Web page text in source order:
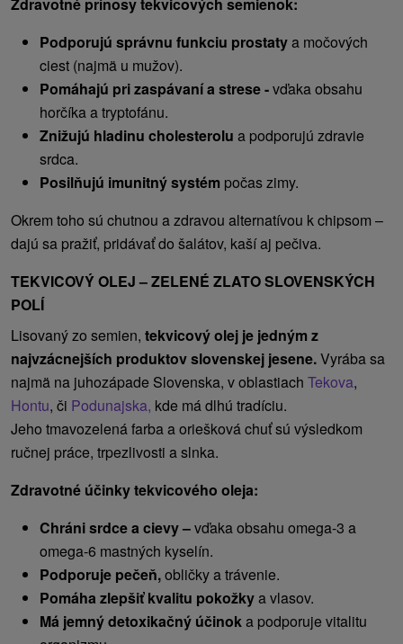
Zdravotné prínosy tekvicových semienok:
Podporujú správnu funkciu prostatya močových
ciest (najmä u mužov).
Pomáhajú pri zaspávaní a strese -vďaka obsahu
horčíka a tryptofánu.
Znižujú hladinu cholesterolu a podporujú zdravie
srdca.
Posilňujú imunitný systém počas zimy.
Okrem toho sú chutnou a zdravou alternatívou k chipsom –
dajú sa pražiť, pridávať do šalátov, kaší aj pečiva.
TEKVICOVÝ OLEJ – ZELENÉ ZLATO SLOVENSKÝCH
POLÍ
Lisovaný zo semien, tekvicový olej je jedným z
najvzácnejších produktov slovenskej jesene.Vyrába sa
najmä na juhozápade Slovenska, v oblastiach Tekova,
Hontu, či Podunajska, kde má dlhú tradíciu.
Jeho tmavozelená farba a oriešková chuť sú výsledkom
ručnej práce, trpezlivosti a slnka.
Zdravotné účinky tekvicového oleja:
Chráni srdce a cievy –vďaka obsahu omega-3 a
omega-6 mastných kyselín.
Podporuje pečeň,obličky a trávenie.
Pomáha zlepšiť kvalitu pokožkya vlasov.
Má jemný detoxikačný účinoka podporuje vitalitu